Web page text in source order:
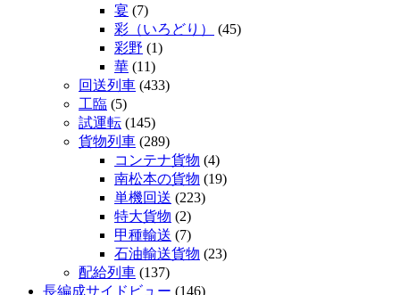
宴 (7)
彩（いろどり）
(45)
彩野 (1)
華 (11)
回送列車 (433)
工臨 (5)
試運転 (145)
貨物列車 (289)
コンテナ貨物 (4)
南松本の貨物 (19)
単機回送 (223)
特大貨物 (2)
甲種輸送 (7)
石油輸送貨物 (23)
配給列車 (137)
長編成サイドビュー (146)